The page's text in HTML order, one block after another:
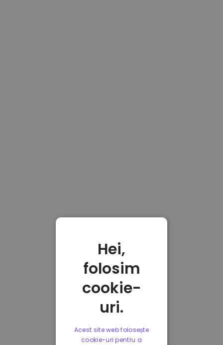
Hei,
folosim
cookie-
uri.
Acest site web folosește
cookie-uri pentru a